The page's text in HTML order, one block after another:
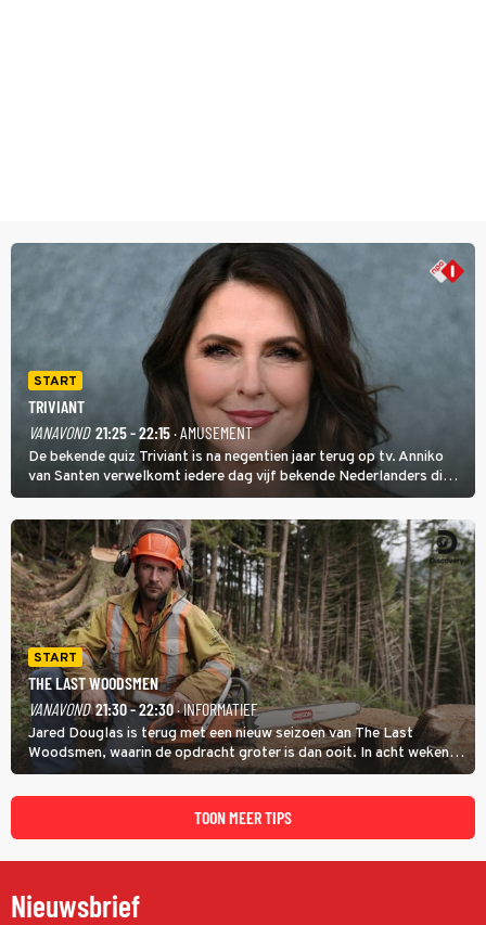
START
TRIVIANT
VANAVOND 21:25 - 22:15· AMUSEMENT
De bekende quiz Triviant is na negentien jaar terug op tv. Anniko
van Santen verwelkomt iedere dag vijf bekende Nederlanders die
vragen beantwoorden in verschillende categorieën. De beste
speler gaat direct door naar de finaleweek.
START
THE LAST WOODSMEN
VANAVOND 21:30 - 22:30· INFORMATIEF
Jared Douglas is terug met een nieuw seizoen van The Last
Woodsmen, waarin de opdracht groter is dan ooit. In acht weken
tijd probeert hij een miljoen dollar bij elkaar te vergaren om de
toekomst van het houthakkersbedrijf te verzekeren.
TOON MEER TIPS
Nieuwsbrief